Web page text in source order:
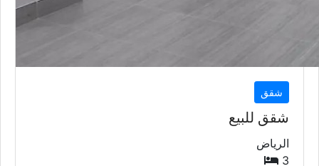
شقق
شقق للبيع
الرياض
3